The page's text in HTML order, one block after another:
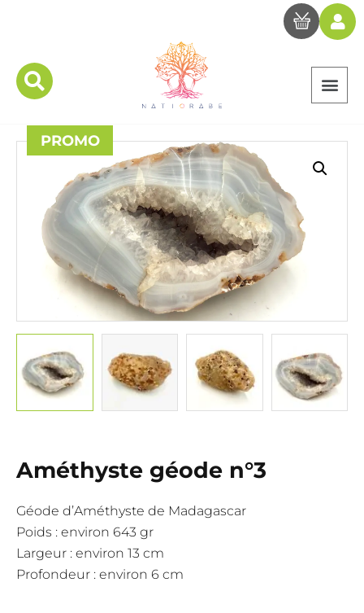
PROMO
Améthyste géode n°3
Géode d’Améthyste de Madagascar
Poids : environ 643 gr
Largeur : environ 13 cm
Profondeur : environ 6 cm